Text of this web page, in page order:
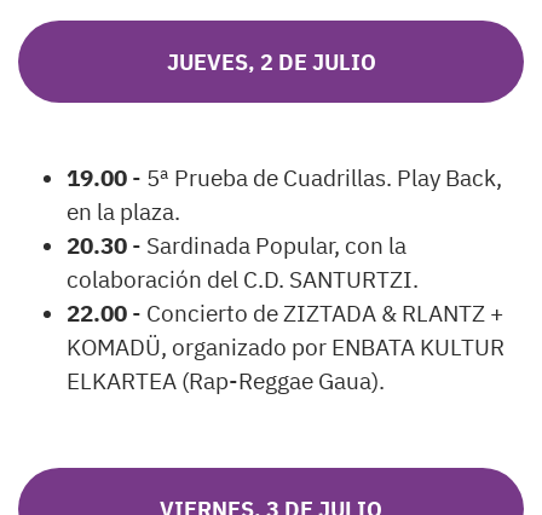
JUEVES, 2 DE JULIO
19.00 - 5ª Prueba de Cuadrillas. Play Back,
en la plaza.
20.30 - Sardinada Popular, con la
colaboración del C.D. SANTURTZI.
22.00 - Concierto de ZIZTADA & RLANTZ +
KOMADÜ, organizado por ENBATA KULTUR
ELKARTEA (Rap-Reggae Gaua).